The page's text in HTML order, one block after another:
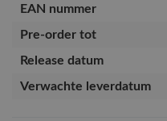
EAN nummer
Pre-order tot
Release datum
Verwachte leverdatum